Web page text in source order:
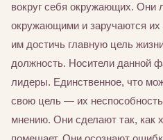
вокруг себя окружающих. Они
окружающими и заручаются их
им достичь главную цель
должность. Носители данной
лидеры. Единственное, что
свою цель — их
мнению. Они сделают так, как